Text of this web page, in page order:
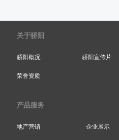
关于骄阳
骄阳概况 骄阳宣传片
荣誉资质
产品服务
地产营销 企业展示